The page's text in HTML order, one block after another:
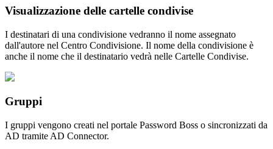
Visualizzazione delle cartelle condivise
I destinatari di una condivisione vedranno il nome assegnato
dall'autore nel Centro Condivisione. Il nome della condivisione è
anche il nome che il destinatario vedrà nelle Cartelle Condivise.
Gruppi
I gruppi vengono creati nel portale Password Boss o sincronizzati da
AD tramite AD Connector.